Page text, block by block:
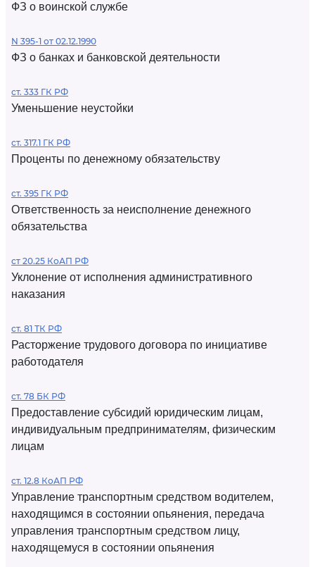
ФЗ о воинской службе
N 395-1 от 02.12.1990
ФЗ о банках и банковской деятельности
ст. 333 ГК РФ
Уменьшение неустойки
ст. 317.1 ГК РФ
Проценты по денежному обязательству
ст. 395 ГК РФ
Ответственность за неисполнение денежного
обязательства
ст 20.25 КоАП РФ
Уклонение от исполнения административного
наказания
ст. 81 ТК РФ
Расторжение трудового договора по инициативе
работодателя
ст. 78 БК РФ
Предоставление субсидий юридическим лицам,
индивидуальным предпринимателям, физическим
лицам
ст. 12.8 КоАП РФ
Управление транспортным средством водителем,
находящимся в состоянии опьянения, передача
управления транспортным средством лицу,
находящемуся в состоянии опьянения